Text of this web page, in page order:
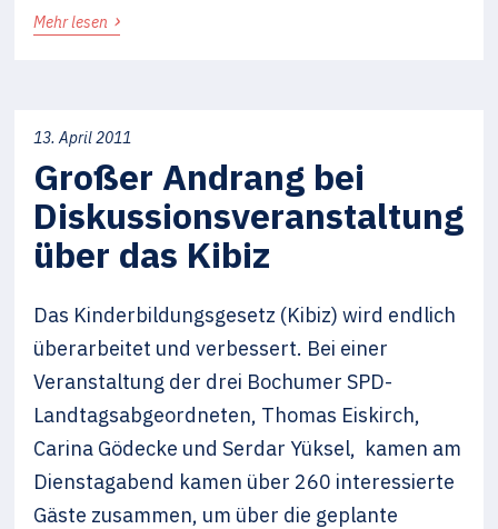
Mehr lesen ›
13. April 2011
Großer Andrang bei
Diskussionsveranstaltung
über das Kibiz
Das Kinderbildungsgesetz (Kibiz) wird endlich
überarbeitet und verbessert. Bei einer
Veranstaltung der drei Bochumer SPD-
Landtagsabgeordneten, Thomas Eiskirch,
Carina Gödecke und Serdar Yüksel, kamen am
Dienstagabend kamen über 260 interessierte
Gäste zusammen, um über die geplante